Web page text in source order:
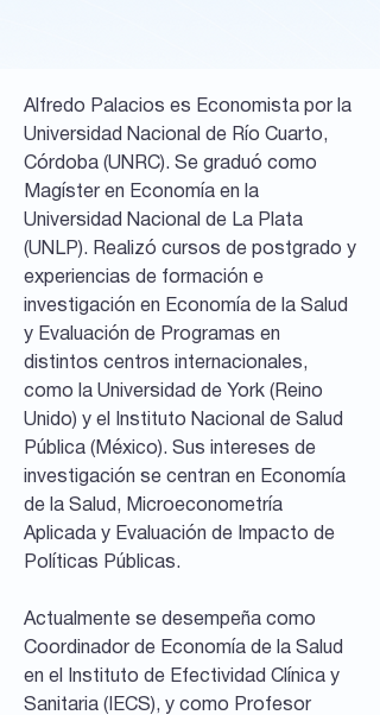
Alfredo Palacios es Economista por la
Universidad Nacional de Río Cuarto,
Córdoba (UNRC). Se graduó como
Magíster en Economía en la
Universidad Nacional de La Plata
(UNLP). Realizó cursos de postgrado y
experiencias de formación e
investigación en Economía de la Salud
y Evaluación de Programas en
distintos centros internacionales,
como la Universidad de York (Reino
Unido) y el Instituto Nacional de Salud
Pública (México). Sus intereses de
investigación se centran en Economía
de la Salud, Microeconometría
Aplicada y Evaluación de Impacto de
Políticas Públicas.
Actualmente se desempeña como
Coordinador de Economía de la Salud
en el Instituto de Efectividad Clínica y
Sanitaria (IECS), y como Profesor